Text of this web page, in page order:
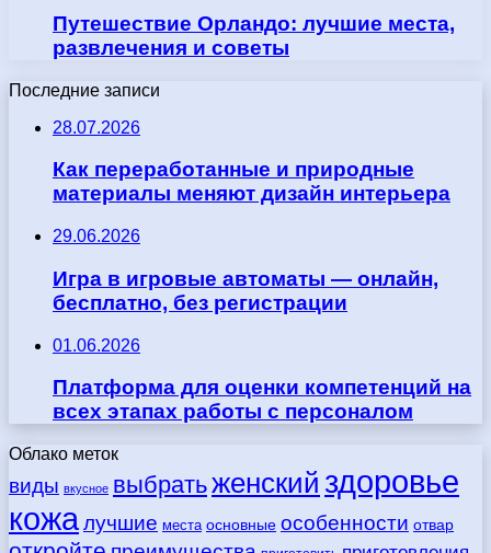
Путешествие Орландо: лучшие места,
развлечения и советы
Последние записи
28.07.2026
Как переработанные и природные
материалы меняют дизайн интерьера
29.06.2026
Игра в игровые автоматы — онлайн,
бесплатно, без регистрации
01.06.2026
Платформа для оценки компетенций на
всех этапах работы с персоналом
Облако меток
виды вкусное выбратьженский здоровье
кожалучшие места основные особенности отвар